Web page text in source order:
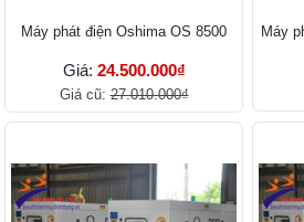
Máy phát điện Oshima OS 8500
Giá: 24.500.000₫
Giá cũ:27.010.000₫
Máy